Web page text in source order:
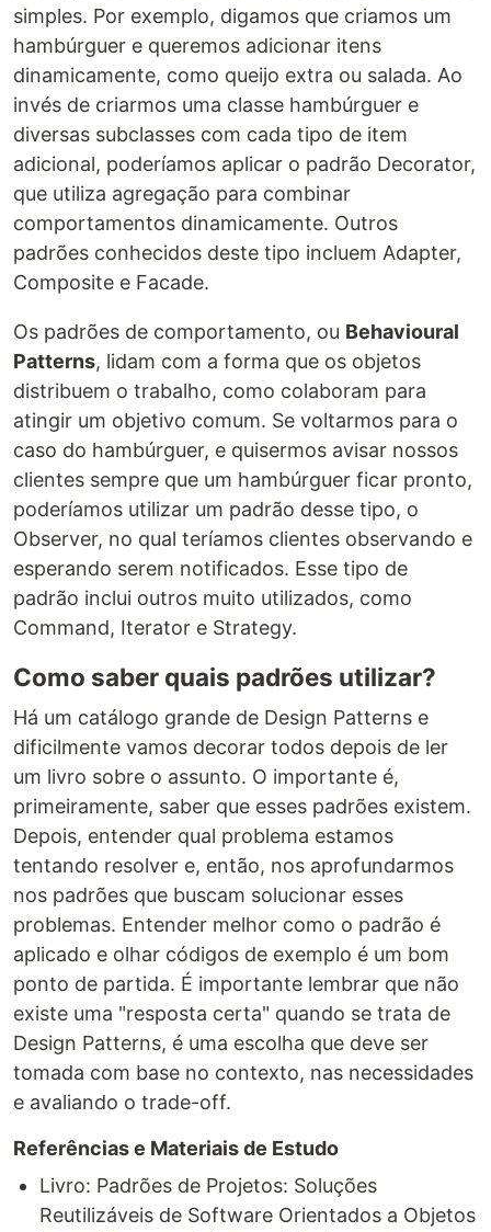
simples. Por exemplo, digamos que criamos um
hambúrguer e queremos adicionar itens
dinamicamente, como queijo extra ou salada. Ao
invés de criarmos uma classe hambúrguer e
diversas subclasses com cada tipo de item
adicional, poderíamos aplicar o padrão Decorator,
que utiliza agregação para combinar
comportamentos dinamicamente. Outros
padrões conhecidos deste tipo incluem Adapter,
Composite e Facade.
Os padrões de comportamento, ou Behavioural
Patterns, lidam com a forma que os objetos
distribuem o trabalho, como colaboram para
atingir um objetivo comum. Se voltarmos para o
caso do hambúrguer, e quisermos avisar nossos
clientes sempre que um hambúrguer ficar pronto,
poderíamos utilizar um padrão desse tipo, o
Observer, no qual teríamos clientes observando e
esperando serem notificados. Esse tipo de
padrão inclui outros muito utilizados, como
Command, Iterator e Strategy.
Como saber quais padrões utilizar?
Há um catálogo grande de Design Patterns e
dificilmente vamos decorar todos depois de ler
um livro sobre o assunto. O importante é,
primeiramente, saber que esses padrões existem.
Depois, entender qual problema estamos
tentando resolver e, então, nos aprofundarmos
nos padrões que buscam solucionar esses
problemas. Entender melhor como o padrão é
aplicado e olhar códigos de exemplo é um bom
ponto de partida. É importante lembrar que não
existe uma "resposta certa" quando se trata de
Design Patterns, é uma escolha que deve ser
tomada com base no contexto, nas necessidades
e avaliando o trade-off.
Referências e Materiais de Estudo
Livro: Padrões de Projetos: Soluções
Reutilizáveis de Software Orientados a Objetos